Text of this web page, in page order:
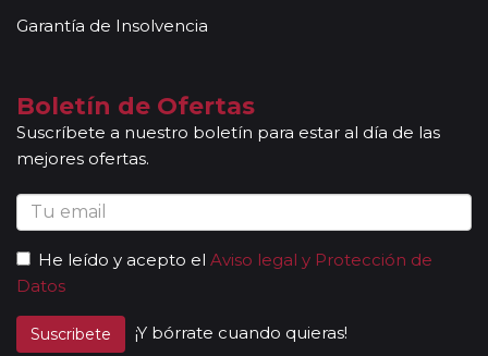
Garantía de Insolvencia
Boletín de Ofertas
Suscríbete a nuestro boletín para estar al día de las
mejores ofertas.
He leído y acepto el Aviso legal y Protección de
Datos
Suscribete ¡Y bórrate cuando quieras!